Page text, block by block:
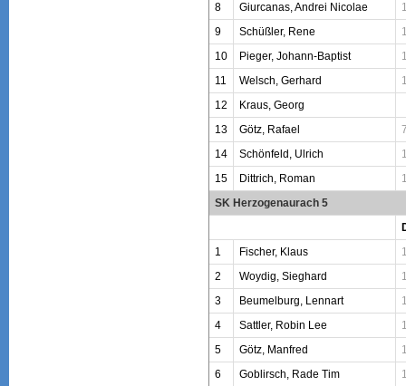
8
Giurcanas, Andrei Nicolae
9
Schüßler, Rene
10
Pieger, Johann-Baptist
11
Welsch, Gerhard
12
Kraus, Georg
13
Götz, Rafael
14
Schönfeld, Ulrich
15
Dittrich, Roman
SK Herzogenaurach 5
1
Fischer, Klaus
2
Woydig, Sieghard
3
Beumelburg, Lennart
4
Sattler, Robin Lee
5
Götz, Manfred
6
Goblirsch, Rade Tim